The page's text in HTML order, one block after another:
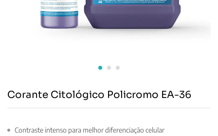
Corante Citológico Policromo EA-36
Contraste intenso para melhor diferenciação celular